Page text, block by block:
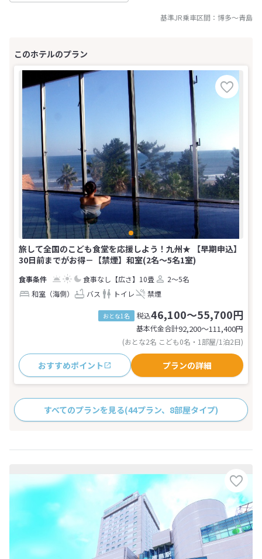
基準JR乗車区間： 博多～青島
旅して全国のこども食堂を応援しよう！九州★ 【早期申込】
30日前までがお得－【禁煙】和室(2名～5名1室)
食事なし 【広さ】10畳
2～5名
和室（海側）
バス トイレ 禁煙
おとな1名 税込46,100～55,700円
基本代金合計92,200〜111,400円
(おとな2名 こども0名・1部屋/1泊2日)
おすすめポイント プランの詳細
すべてのプランを見る(44プラン、8部屋タイプ)